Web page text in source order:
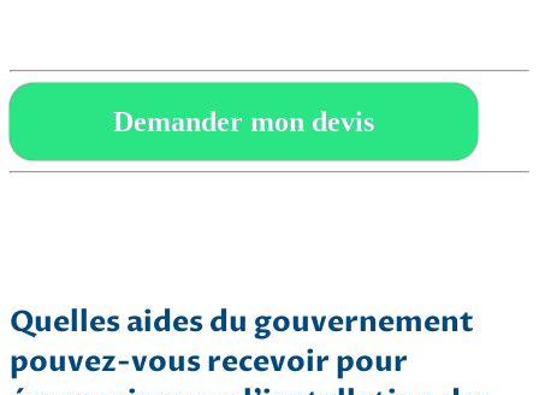
Demander mon devis
Quelles aides du gouvernement
pouvez-vous recevoir pour